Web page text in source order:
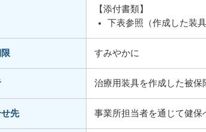
【添付書類】
下表参照（作成した装
すみやかに
治療用装具を作成した被保
先 事業所担当者を通じて健保